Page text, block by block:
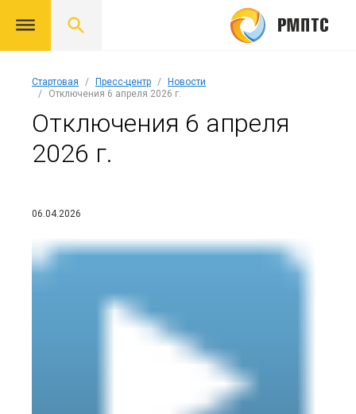
Стартовая Пресс-центр
Новости
Отключения 6 апреля 2026 г.
Отключения 6 апреля
2026 г.
06.04.2026